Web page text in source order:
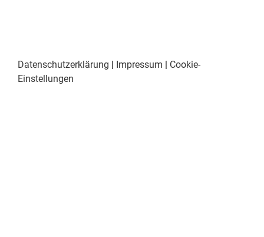
Datenschutzerklärung | Impressum | Cookie-
Einstellungen